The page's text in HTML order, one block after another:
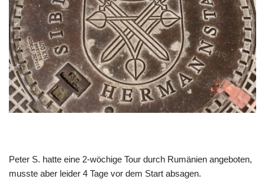
Peter S. hatte eine 2-wöchige Tour durch Rumänien angeboten,
musste aber leider 4 Tage vor dem Start absagen.